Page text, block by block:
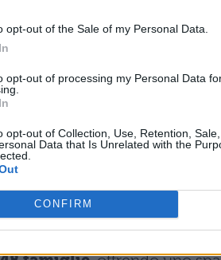
opt-out of the Sale of my Personal Data.
opt-out of processing my Personal Data
opt-out of Collection, Use, Retention,
Data that Is Unrelated with the
CONFIRM
per un uso
già nei mesi scorsi. Tra
straordinaria conoltre 16
comunità
educante. I primi7